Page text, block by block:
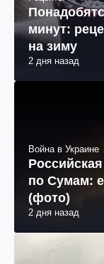
минут:
на зиму
2 дня назад
Война в Украине
по Сумам:
(фото)
2 дня назад